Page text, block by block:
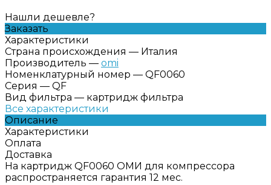
Нашли дешевле?
Заказать
Характеристики
Страна происхождения — Италия
Производитель — omi
Номенклатурный номер — QF0060
Серия — QF
Вид фильтра — картридж фильтра
Все характеристики
Описание
Характеристики
Оплата
Доставка
На картридж QF0060 ОМИ для компрессора
распространяется гарантия 12 мес.